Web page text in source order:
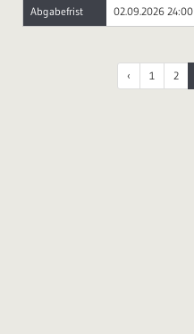
Abgabefrist 02.09.2026 24:00
‹ 1 2